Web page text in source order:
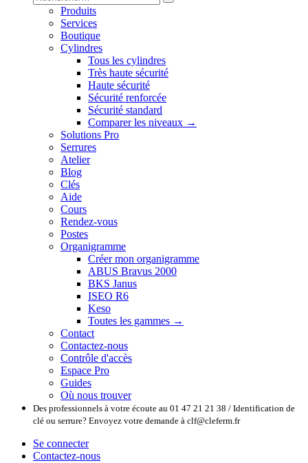
Produits
Services
Boutique
Cylindres
Tous les cylindres
Très haute sécurité
Haute sécurité
Sécurité renforcée
Sécurité standard
Comparer les niveaux →
Solutions Pro
Serrures
Atelier
Blog
Clés
Aide
Cours
Rendez-vous
Postes
Organigramme
Créer mon organigramme
ABUS Bravus 2000
BKS Janus
ISEO R6
Keso
Toutes les gammes →
Contact
Contactez-nous
Contrôle d'accès
Espace Pro
Guides
Où nous trouver
Des professionnels à votre écoute au 01 47 21 21 38 / Identification de
clé ou serrure? Envoyez votre demande à clf@cleferm.fr
Se connecter
Contactez-nous